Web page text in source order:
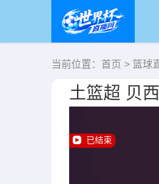
当前位置： 首页 > 篮球
土篮超 贝
已结束